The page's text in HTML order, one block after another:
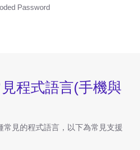
Password
程式語言(手機與
常見的程式語言，以下為常見支援